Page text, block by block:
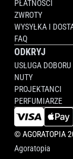
PŁATNOŚCI
ZWROTY
WYSYŁKA I
FAQ
ODKRYJ
USŁUGA
NUTY
PROJEKTANCI
PERFUMIARZE
©AGORATOPIA
Agoratopia